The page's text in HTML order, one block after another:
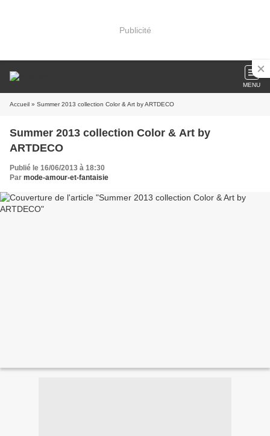
Publicité
MENU
Accueil » Summer 2013 collection Color & Art by ARTDECO
Summer 2013 collection Color & Art by
ARTDECO
Publié le 16/06/2013 à 18:30
Par mode-amour-et-fantaisie